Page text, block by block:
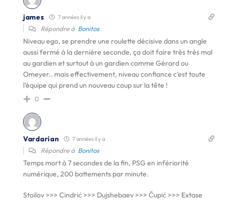
james 7 années il y a
Répondre à Bonitos
Niveau ego, se prendre une roulette décisive dans un angle
aussi fermé à la dernière seconde, ça doit faire très très mal
au gardien et surtout à un gardien comme Gérard ou
Omeyer.. mais effectivement, niveau confiance c’est toute
l’équipe qui prend un nouveau coup sur la tête !
0
Vardarian 7 années il y a
Répondre à Bonitos
Temps mort à 7 secondes de la fin, PSG en infériorité
numérique, 200 battements par minute.
Stoilov >>> Cindrić >>> Dujshebaev >>> Čupić >>> Extase